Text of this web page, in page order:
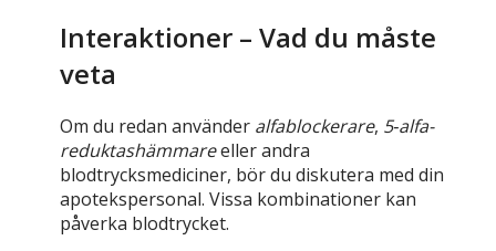
Interaktioner – Vad du måste
veta
Om du redan använder alfablockerare, 5‑alfa-
reduktashämmareeller andra
blodtrycksmediciner, bör du diskutera med din
apotekspersonal. Vissa kombinationer kan
påverka blodtrycket.